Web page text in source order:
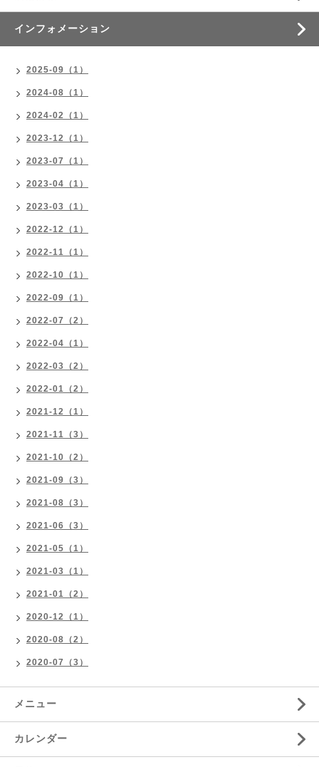
インフォメーション
2025-09（1）
2024-08（1）
2024-02（1）
2023-12（1）
2023-07（1）
2023-04（1）
2023-03（1）
2022-12（1）
2022-11（1）
2022-10（1）
2022-09（1）
2022-07（2）
2022-04（1）
2022-03（2）
2022-01（2）
2021-12（1）
2021-11（3）
2021-10（2）
2021-09（3）
2021-08（3）
2021-06（3）
2021-05（1）
2021-03（1）
2021-01（2）
2020-12（1）
2020-08（2）
2020-07（3）
メニュー
カレンダー